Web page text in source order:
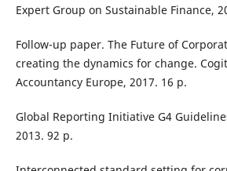
Expert Group on Sustainable Finance,
Follow-up paper. The Future of
creating the dynamics for change.
Accountancy Europe, 2017. 16 p.
Global Reporting Initiative G4
2013. 92 p.